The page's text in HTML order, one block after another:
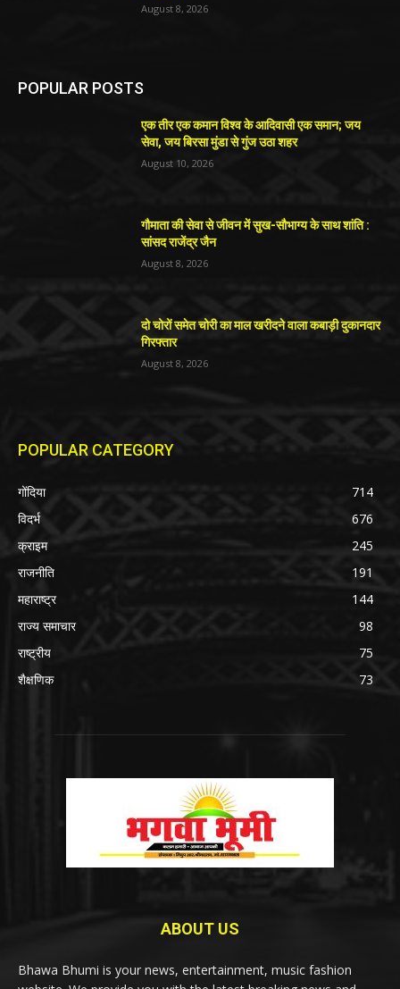
August 8, 2026
POPULAR POSTS
एक तीर एक कमान विश्व के आदिवासी एक समान; जय
सेवा, जय बिरसा मुंडा से गुंज उठा शहर
August 10, 2026
गौमाता की सेवा से जीवन में सुख-सौभाग्य के साथ शांति :
सांसद राजेंद्र जैन
August 8, 2026
दो चोरों समेत चोरी का माल खरीदने वाला कबाड़ी दुकानदार
गिरफ्तार
August 8, 2026
POPULAR CATEGORY
गोंदिया
714
विदर्भ
676
क्राइम
245
राजनीति
191
महाराष्ट्र
144
राज्य समाचार
98
राष्ट्रीय
75
शैक्षणिक
73
ABOUT US
Bhawa Bhumi is your news, entertainment, music fashion